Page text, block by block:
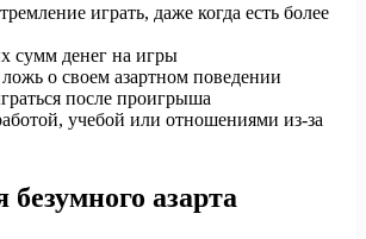
играть, даже когда есть более
сумм денег на игры
о своем азартном поведении
после проигрыша
учебой или отношениями из-за
азарта